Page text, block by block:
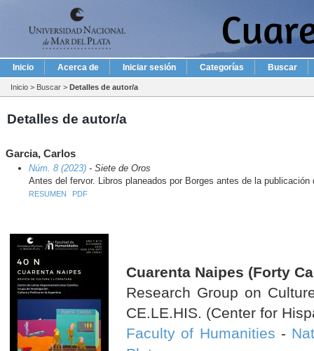
Inicio Acerca de Iniciar sesión Categorías Buscar
Inicio > Buscar > Detalles de autor/a
Detalles de autor/a
Garcia, Carlos
Núm. 8 (2023) - Siete de Oros
Antes del fervor. Libros planeados por Borges antes de la publicación
RESUMEN PDF
Cuarenta Naipes (Forty
Research Group on
CE.LE.HIS. (Center for
Faculty of Humanities -